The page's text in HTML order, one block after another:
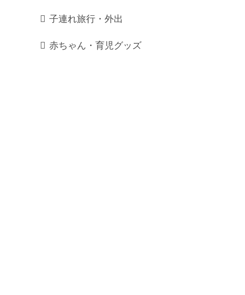
子連れ旅行・外出
赤ちゃん・育児グッズ